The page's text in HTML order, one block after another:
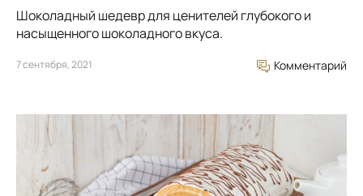
Шоколадный шедевр для ценителей глубокого и
насыщенного шоколадного вкуса.
7 сентября, 2021 Комментарий